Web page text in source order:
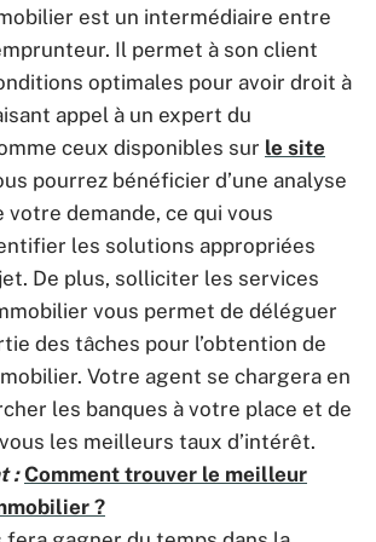
est un intermédiaire entre
Il permet à son client
optimales pour avoir droit à
appel à un expert du
ceux disponibles sur le site
pourrez bénéficier d’une analyse
votre demande, ce qui vous
les solutions appropriées
De plus, solliciter les services
vous permet de déléguer
des tâches pour l’obtention de
Votre agent se chargera en
les banques à votre place et de
les meilleurs taux d’intérêt.
: Comment trouver le meilleur
?